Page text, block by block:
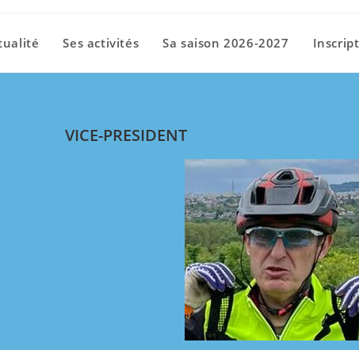
Ses activités Sa saison 2026-2027
VICE-PRESIDENT